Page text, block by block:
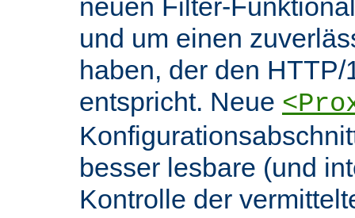
neuen Filter-
und um einen
haben, der den
entspricht. Neue
besser lesbare (und
Kontrolle der